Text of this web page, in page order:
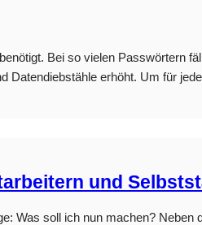
Bei so vielen Passwörtern
erhöht. Um für
und
Was soll ich nun machen?